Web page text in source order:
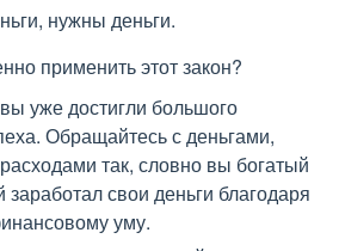
нужны деньги.
применить этот закон?
уже достигли большого
Обращайтесь с деньгами,
так, словно вы богатый
заработал свои деньги благодаря
уму.